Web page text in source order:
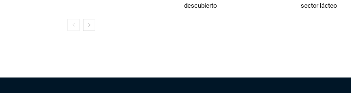
descubierto
sector lácteo